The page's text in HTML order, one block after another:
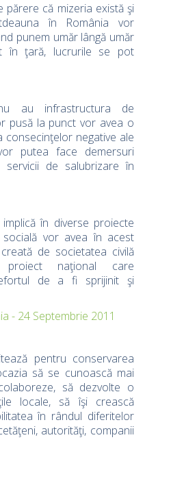
că mizeria există şi
în România vor
punem umăr lângă umăr
în ţară, lucrurile se pot
au infrastructura de
pusă la punct vor avea o
consecinţelor negative ale
putea face demersuri
servicii de salubrizare în
în diverse proiecte
vor avea în acest
de societatea civilă
proiect naţional care
de a fi sprijinit şi
pentru conservarea
să se cunoască mai
să dezvolte o
locale, să îşi crească
în rândul diferitelor
autorităţi, companii